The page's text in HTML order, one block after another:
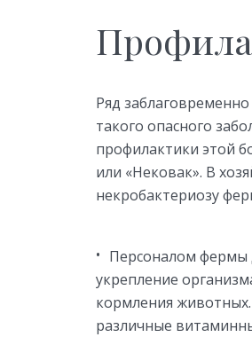
Ряд
такого опасного
профилактики этой
или «Нековак». В
некробактериозу
Персоналом фермы
укрепление
кормления
различные